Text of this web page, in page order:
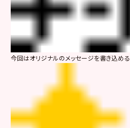
今回はオリジナルのメッセージを書き込める